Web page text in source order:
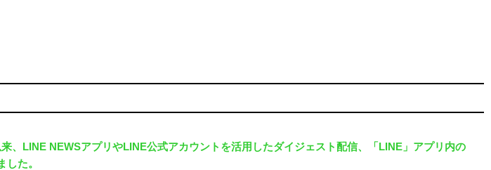
、LINE NEWSアプリやLINE公式アカウントを活用したダイジェスト配信、「LINE」アプリ内の
た。